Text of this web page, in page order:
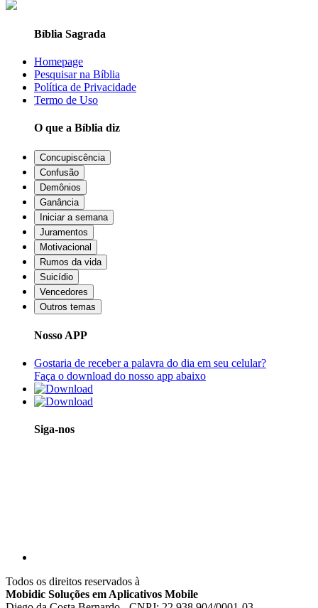
Bíblia Sagrada
Homepage
Pesquisar na Bíblia
Política de Privacidade
Termo de Uso
O que a Bíblia diz
Concupiscência
Confusão
Demônios
Ganância
Iniciar a semana
Juramentos
Motivacional
Rumos da vida
Suicídio
Vencedores
Outros temas
Nosso APP
Gostaria de receber a palavra do dia em seu celular?
Faça o download do nosso app abaixo
Siga-nos
Todos os direitos reservados à
Mobidic Soluções em Aplicativos Mobile